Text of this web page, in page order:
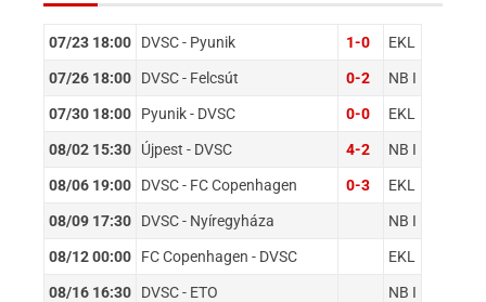
07/23 18:00 DVSC - Pyunik 1-0 EKL
07/26 18:00 DVSC - Felcsút 0-2 NB I
07/30 18:00 Pyunik - DVSC 0-0 EKL
08/02 15:30 Újpest - DVSC 4-2 NB I
08/06 19:00 DVSC - FC Copenhagen 0-3 EKL
08/09 17:30 DVSC - Nyíregyháza NB I
08/12 00:00 FC Copenhagen - DVSC EKL
08/16 16:30 DVSC - ETO NB I